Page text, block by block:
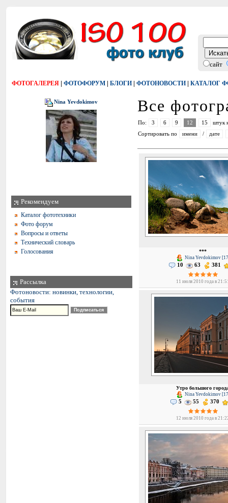
сайт
ФОТОГАЛЕРЕЯ | ФОТОФОРУМ | БЛОГИ | ФОТОНОВОСТИ | КАТАЛОГ
Nina Yevdokimov
Рекомендуем
Каталог фототехники
Фото форум
Вопросы и ответы
Технический словарь
Голосования
Рассылка
Фотоновости: новинки, технологии,
события
Все
По: 3 6 9 12 15
штук
Сортировать по
имени / дате
***
Nina Yevdokimov
10 63 381
11 июля 2010 года в
Утро большого
Nina Yevdokimov
5 55 370
12 июля 2010 года в